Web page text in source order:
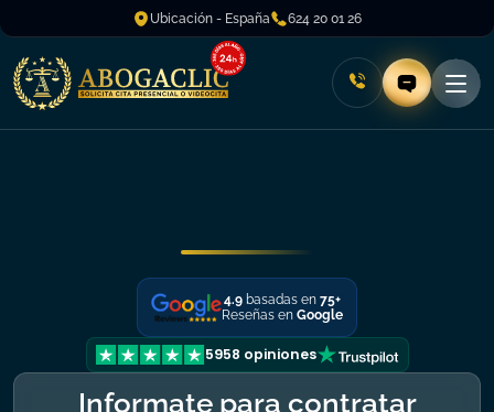
Ubicación - España 624 20 01 26
4.9 basadas en 75+
Reseñas en Google
5958 opiniones
Informate para contratar